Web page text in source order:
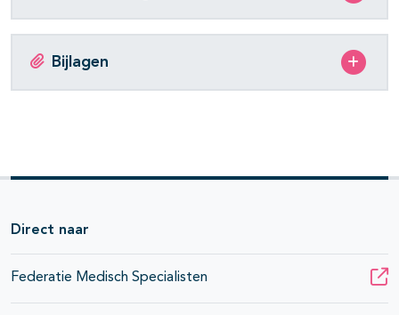
Bijlagen
Direct naar
Federatie Medisch Specialisten